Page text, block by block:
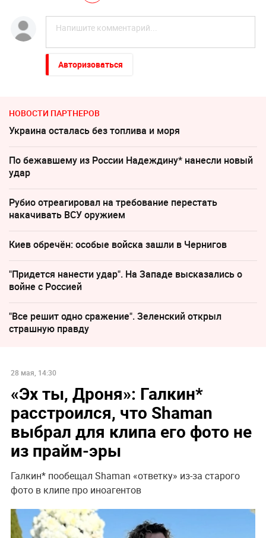
Авторизоваться
НОВОСТИ ПАРТНЕРОВ
Украина осталась без топлива и моря
По бежавшему из России Надеждину* нанесли новый
удар
Рубио отреагировал на требование перестать
накачивать ВСУ оружием
Киев обречён: особые войска зашли в Чернигов
"Придется нанести удар". На Западе высказались о
войне с Россией
"Все решит одно сражение". Зеленский открыл
страшную правду
28 мая, 14:30
«Эх ты, Дроня»: Галкин*
расстроился, что Shaman
выбрал для клипа его фото не
из прайм-эры
Галкин* пообещал Shaman «ответку» из-за старого
фото в клипе про иноагентов